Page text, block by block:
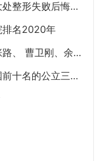
北京八大处整形有失败案例吗？八大处整形失败后悔怎么办？怎么投诉？
排名2020年
上海九院脂肪填充专家医生排名：张路、 曹卫刚、余力（简介、案例、预约）
全国前十名的整形医院有哪些？全国前十名的公立三甲整形医院排名大全